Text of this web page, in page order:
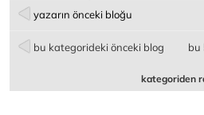
yazarın önceki bloğu
bu kategorideki önceki blog bu
kategoriden